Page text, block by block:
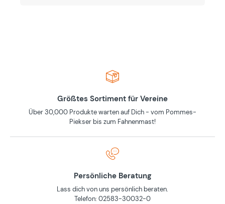
Größtes Sortiment für Vereine
Über 30,000 Produkte warten auf Dich - vom Pommes-
Piekser bis zum Fahnenmast!
Persönliche Beratung
Lass dich von uns persönlich beraten.
Telefon: 02583-30032-0